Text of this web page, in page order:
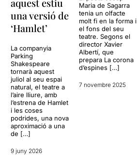
una versió de
‘Hamlet’
La companyia
Parking
Shakespeare
tornarà aquest
juliol al seu espai
natural, el teatre a
l’aire lliure, amb
l’estrena de Hamlet
i les coses
podrides, una nova
aproximació a una
de […]
9 juny 2026
Maria de Sagarra
tenia un olfacte
molt fi en la forma i
el fons del seu
teatre. Segons el
director Xavier
Albertí, que
prepara La corona
d’espines […]
7 novembre 2025